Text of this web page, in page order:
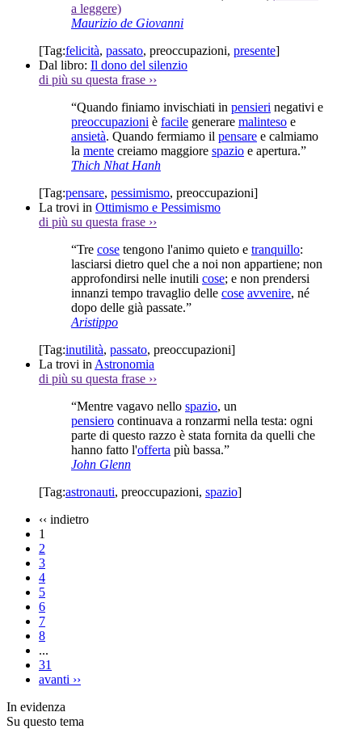
a leggere)
Maurizio de Giovanni
[Tag:felicità, passato, preoccupazioni, presente]
Dal libro: Il dono del silenzio
di più su questa frase ››
“Quando finiamo invischiati in pensieri negativi e
preoccupazioni è facile generare malinteso e
ansietà. Quando fermiamo il pensare e calmiamo
la mente creiamo maggiore spazio e apertura.”
Thich Nhat Hanh
[Tag:pensare, pessimismo, preoccupazioni]
La trovi in Ottimismo e Pessimismo
di più su questa frase ››
“Tre cose tengono l'animo quieto e tranquillo:
lasciarsi dietro quel che a noi non appartiene; non
approfondirsi nelle inutili cose; e non prendersi
innanzi tempo travaglio delle cose avvenire, né
dopo delle già passate.”
Aristippo
[Tag:inutilità, passato, preoccupazioni]
La trovi in Astronomia
di più su questa frase ››
“Mentre vagavo nello spazio, un
pensiero continuava a ronzarmi nella testa: ogni
parte di questo razzo è stata fornita da quelli che
hanno fatto l'offerta più bassa.”
John Glenn
[Tag:astronauti, preoccupazioni, spazio]
‹‹ indietro
1
2
3
4
5
6
7
8
...
31
avanti ››
In evidenza
Su questo tema